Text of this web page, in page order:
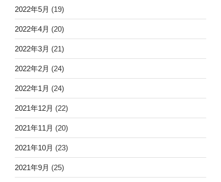
2022年5月 (19)
2022年4月 (20)
2022年3月 (21)
2022年2月 (24)
2022年1月 (24)
2021年12月 (22)
2021年11月 (20)
2021年10月 (23)
2021年9月 (25)